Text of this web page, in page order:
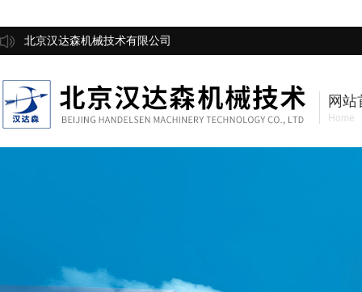
北京汉达森机械技术有限公司
网站
Home